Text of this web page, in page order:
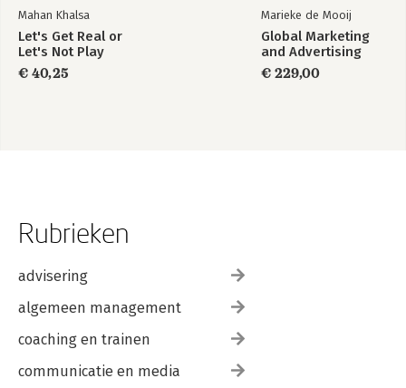
Mahan Khalsa
Let's Get Real or
Let's Not Play
€ 40,25
Marieke de Mooij
Global Marketing
and Advertising
€ 229,00
Rubrieken
advisering
algemeen management
coaching en trainen
communicatie en media